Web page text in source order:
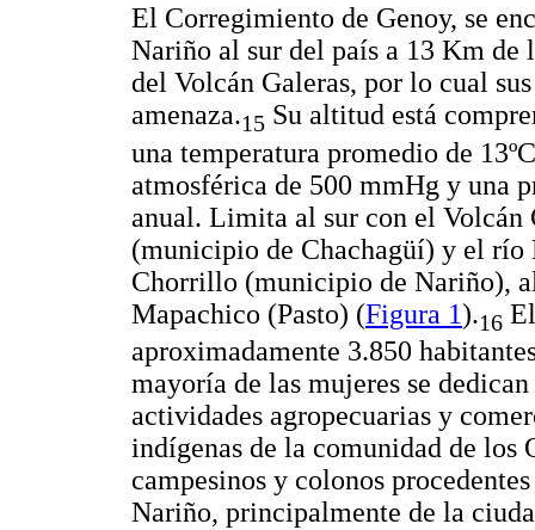
El Corregimiento de Genoy, se
Nariño al sur del país a 13 Km de
del Volcán Galeras, por lo cual
amenaza.15 Su altitud está
una temperatura promedio de
atmosférica de 500 mmHg y una
anual. Limita al sur con el Volcán
(municipio de Chachagüí) y el río
Chorrillo (municipio de Nariño),
Mapachico (Pasto) (Figura 1).16
aproximadamente 3.850
mayoría de las mujeres se
actividades agropecuarias y
indígenas de la comunidad de los
campesinos y colonos
Nariño, principalmente de la